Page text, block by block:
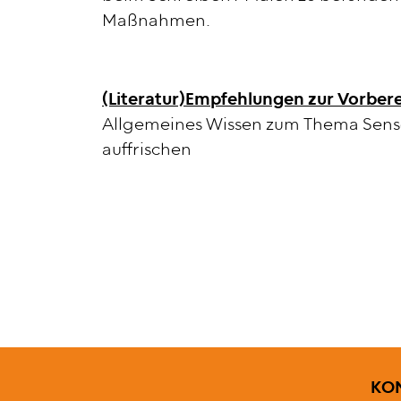
Maßnahmen.
(Literatur)Empfehlungen zur
Allgemeines Wissen zum Thema
auffrischen